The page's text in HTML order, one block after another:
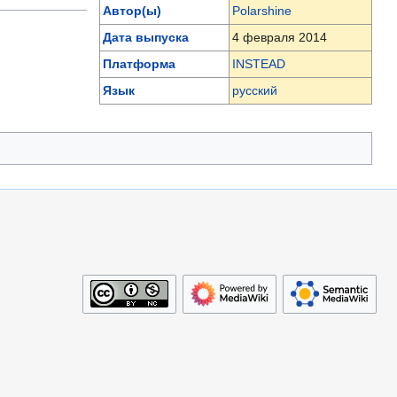
Автор(ы)
Polarshine
Дата выпуска
4 февраля 2014
Платформа
INSTEAD
Язык
русский